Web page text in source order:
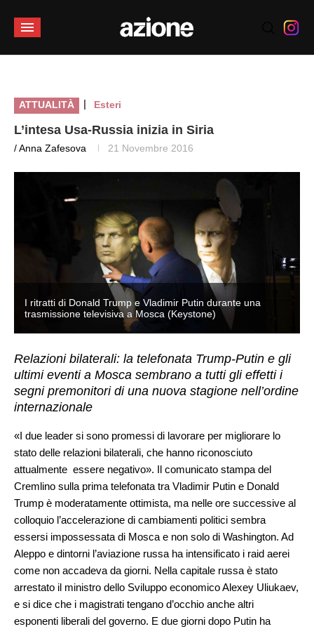
ATTUALITÀ | Esteri
L’intesa Usa-Russia inizia in Siria
/ Anna Zafesova 21 Novembre 2016
I ritratti di Donald Trump e Vladimir Putin durante una
trasmissione televisiva a Mosca (Keystone)
Relazioni bilaterali: la telefonata Trump-Putin e gli
ultimi eventi a Mosca sembrano a tutti gli effetti i
segni premonitori di una nuova stagione nell’ordine
internazionale
«I due leader si sono promessi di lavorare per migliorare lo
stato delle relazioni bilaterali, che hanno riconosciuto
attualmente essere negativo». Il comunicato stampa del
Cremlino sulla prima telefonata tra Vladimir Putin e Donald
Trump è moderatamente ottimista, ma nelle ore successive al
colloquio l’accelerazione di cambiamenti politici sembra
essersi impossessata di Mosca e non solo di Washington. Ad
Aleppo e dintorni l’aviazione russa ha intensificato i raid aerei
come non accadeva da giorni. Nella capitale russa è stato
arrestato il ministro dello Sviluppo economico Alexey Uliukaev,
e si dice che i magistrati tengano d’occhio anche altri
esponenti liberali del governo. E due giorni dopo Putin ha